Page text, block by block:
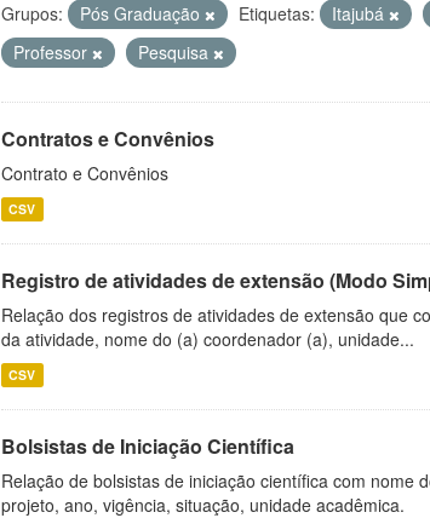
Grupos: Pós Graduação Etiquetas: Itajubá
Professor
Pesquisa
Contratos e Convênios
Contrato e Convênios
CSV
Registro de atividades de extensão (Modo
Relação dos registros de atividades de extensão que
da atividade, nome do (a) coordenador (a), unidade...
CSV
Bolsistas de Iniciação Científica
Relação de bolsistas de iniciação científica com
projeto, ano, vigência, situação, unidade acadêmica.